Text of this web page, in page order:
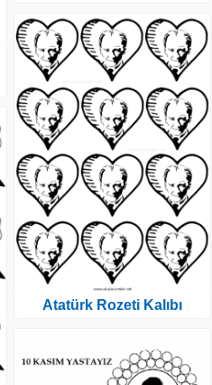
Atatürk Rozeti Kalıbı